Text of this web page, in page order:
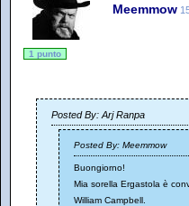
Meemmow
1 punto
Posted By: Arj Ranpa
Posted By: Meemmow
Buongiorno!
Mia sorella Ergastola è
William Campbell.